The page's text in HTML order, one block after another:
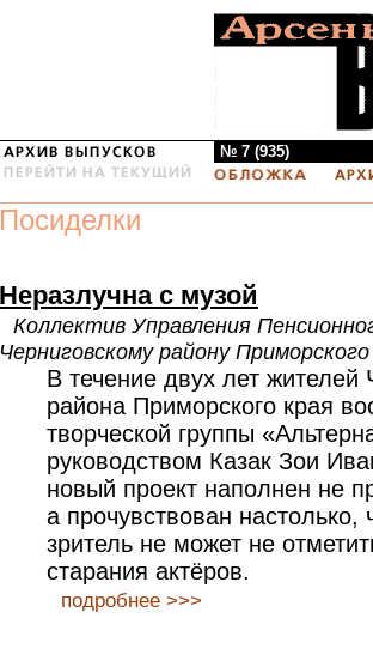
№ 7 (935)
Посиделки
Неразлучна с музой
Коллектив Управления
Черниговскому району
В течение двух лет жителей
района Приморского края
творческой группы
руководством Казак Зои
новый проект наполнен не
а прочувствован настолько,
зритель не может не
старания актёров.
подробнее >>>